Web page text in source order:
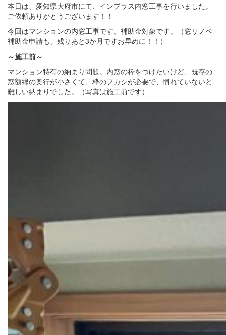
本日は、愛知県大府市にて、インプラス内窓工事を行いました。
ご依頼ありがとうございます！！
今回はマンションの内窓工事です。補助金対象です。（窓リノベ
補助金申請も、残りあと3か月ですお早めに！！）
～施工前～
マンション特有の納まり問題。内窓の枠をつけたいけど、既存の
窓額縁の奥行が小さくて、枠のフカシが必要で、慣れていないと
難しい納まりでした。（写真は施工前です）